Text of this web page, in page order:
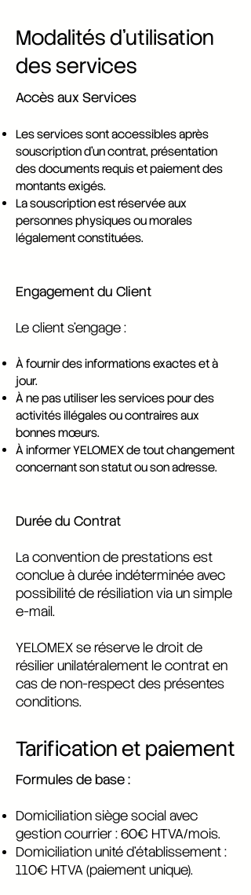
Modalités d’utilisation
des services
Accès aux Services
Les services sont accessibles après
souscription d’un contrat, présentation
des documents requis et paiement des
montants exigés.
La souscription est réservée aux
personnes physiques ou morales
légalement constituées.
Engagement du Client
Le client s’engage :
À fournir des informations exactes et à
jour.
À ne pas utiliser les services pour des
activités illégales ou contraires aux
bonnes mœurs.
À informer YELOMEX de tout changement
concernant son statut ou son adresse.
Durée du Contrat
La convention de prestations est
conclue à durée indéterminée avec
possibilité de résiliation via un simple
e-mail.
YELOMEX se réserve le droit de
résilier unilatéralement le contrat en
cas de non-respect des présentes
conditions.
Tarification et paiement
Formules de base :
Domiciliation siège social avec
gestion courrier : 60€ HTVA/mois.
Domiciliation unité d’établissement :
110€ HTVA (paiement unique).